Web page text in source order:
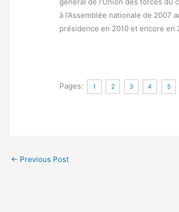
à l’Assemblée nationale de 2007
présidence en 2010 et encore en
Pages: 1 2 3 4 5
← Previous Post